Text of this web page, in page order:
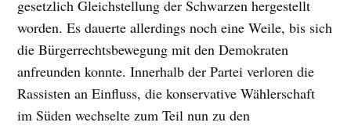
gesetzlich Gleichstellung der Schwarzen hergestellt
worden. Es dauerte allerdings noch eine Weile, bis sich
die Bürgerrechtsbewegung mit den Demokraten
anfreunden konnte. Innerhalb der Partei verloren die
Rassisten an Einfluss, die konservative Wählerschaft
im Süden wechselte zum Teil nun zu den